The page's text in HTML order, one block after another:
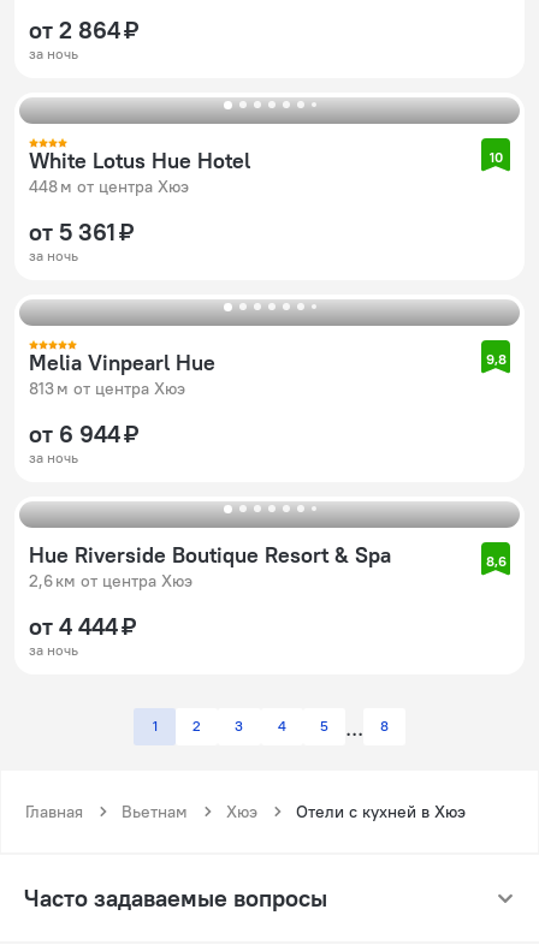
от 2 864 ₽
за ночь
White Lotus Hue Hotel
448 м от центра Хюэ
10
от 5 361 ₽
за ночь
Melia Vinpearl Hue
813 м от центра Хюэ
9,8
от 6 944 ₽
за ночь
Hue Riverside Boutique Resort & Spa
2,6 км от центра Хюэ
8,6
от 4 444 ₽
за ночь
1 2 3 4 5 8
Главная Вьетнам Хюэ Отели с кухней в Хюэ
Часто задаваемые вопросы